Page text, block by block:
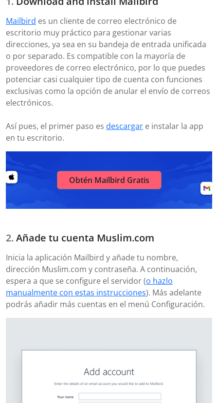
Mailbird es un cliente de correo electrónico de
escritorio muy práctico para gestionar varias
direcciones, ya sea en su bandeja de entrada unificada
o por separado. Es compatible con la mayoría de
proveedores de correo electrónico, por lo que puedes
potenciar casi cualquier tipo de cuenta con funciones
exclusivas como la opción de anular el envío de correos
electrónicos.
Así pues, el primer paso es descargar e instalar la app
en tu escritorio.
Obtén Mailbird Gratis
Añade tu cuenta Muslim.com
Inicia la aplicación Mailbird y añade tu nombre,
dirección Muslim.com y contraseña. A continuación,
espera a que se configure el servidor (o hazlo
manualmente con estas instrucciones). Más adelante
podrás añadir más cuentas en el menú Configuración.